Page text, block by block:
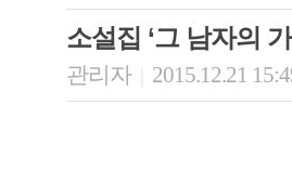
소설집 ‘그 남자의
관리자 2015.12.21